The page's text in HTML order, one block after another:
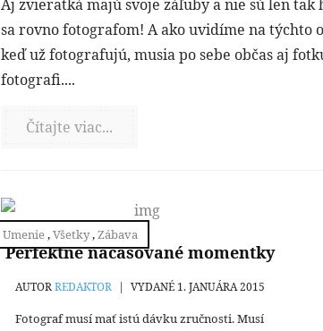
Aj zvieratká majú svoje záľuby a nie sú len
sa rovno fotografom! A ako uvidíme na týchto
keď už fotografujú, musia po sebe občas aj
fotografi....
Čítajte viac...
Umenie,Všetky,Zábava
Perfektne načasované momentky
AUTORREDAKTOR | VYDANÉ 1. JANUÁRA 2015
Fotograf musí mať istú dávku zručnosti. Musí